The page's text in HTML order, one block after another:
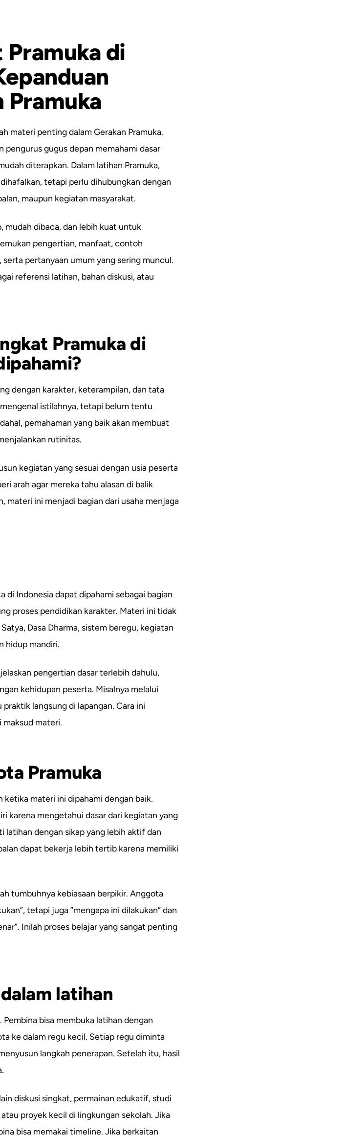
Pramuka di
Pramuka
materi penting dalam Gerakan Pramuka.
gugus depan memahami dasar
diterapkan. Dalam latihan Pramuka,
tetapi perlu dihubungkan dengan
maupun kegiatan masyarakat.
mudah dibaca, dan lebih kuat untuk
pengertian, manfaat, contoh
pertanyaan umum yang sering muncul.
referensi latihan, bahan diskusi, atau
Pramuka di
dengan karakter, keterampilan, dan tata
istilahnya, tetapi belum tentu
pemahaman yang baik akan membuat
rutinitas.
kegiatan yang sesuai dengan usia peserta
arah agar mereka tahu alasan di balik
materi ini menjadi bagian dari usaha menjaga
di Indonesia dapat dipahami sebagai bagian
proses pendidikan karakter. Materi ini tidak
Dasa Dharma, sistem beregu, kegiatan
hidup mandiri.
pengertian dasar terlebih dahulu,
kehidupan peserta. Misalnya melalui
langsung di lapangan. Cara ini
materi.
Pramuka
ketika materi ini dipahami dengan baik.
karena mengetahui dasar dari kegiatan yang
latihan dengan sikap yang lebih aktif dan
dapat bekerja lebih tertib karena memiliki
tumbuhnya kebiasaan berpikir. Anggota
tetapi juga “mengapa ini dilakukan” dan
Inilah proses belajar yang sangat penting
latihan
bisa membuka latihan dengan
ke dalam regu kecil. Setiap regu diminta
langkah penerapan. Setelah itu, hasil
diskusi singkat, permainan edukatif, studi
proyek kecil di lingkungan sekolah. Jika
bisa memakai timeline. Jika berkaitan